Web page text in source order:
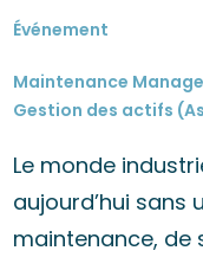
Événement
Maintenance
Gestion des actifs
Le monde
aujourd’hui sans
maintenance, de